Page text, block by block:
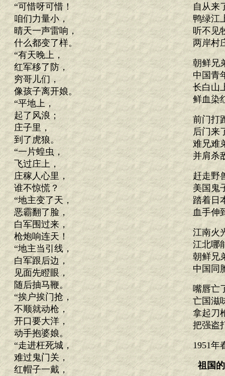
自从来
鸭绿江
听不见
两岸村
朝鲜兄
中国青
长白山
鲜血染
前门打
后门来
难兄难
并肩杀
赶走野
美国鬼
踏着日
血手伸
江南火
江北哪
朝鲜兄
中国同
嘴唇亡
亡国滋
拿起刀
把强盗
1951年
祖国
“可惜呀可惜！
咱们力量小，
晴天一声雷响，
什么都变了样。
“有天晚上，
红军移了防，
穷哥儿们，
像孩子离开娘。
“平地上，
起了风浪；
庄子里，
到了虎狼。
“一片蝗虫，
飞过庄上，
庄稼人心里，
谁不惊慌？
“地主变了天，
恶霸翻了脸，
白军围过来，
枪炮响连天！
“地主当引线，
白军跟后边，
见面先瞪眼，
随后抽马鞭。
“挨户挨门抢，
不顺就动枪，
开口要大洋，
动手抱婆娘。
“走进枉死城，
难过鬼门关，
红帽子一戴，